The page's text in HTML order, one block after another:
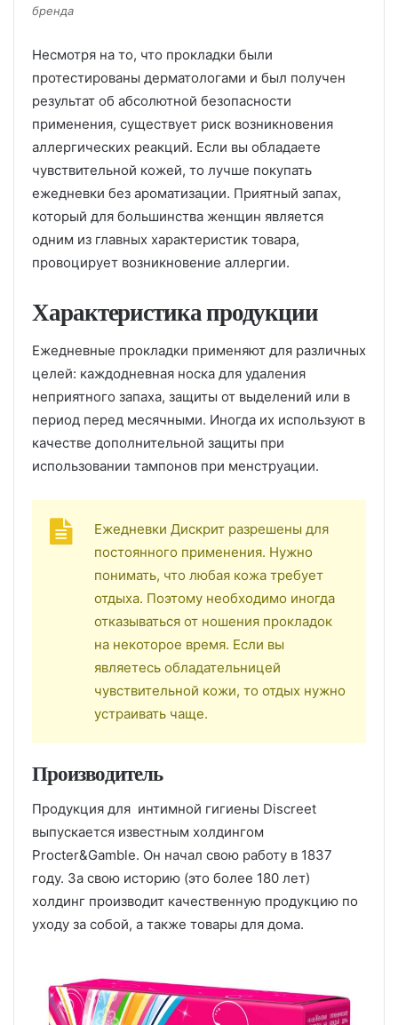
бренда
Несмотря на то, что прокладки были
протестированы дерматологами и был получен
результат об абсолютной безопасности
применения, существует риск возникновения
аллергических реакций. Если вы обладаете
чувствительной кожей, то лучше покупать
ежедневки без ароматизации. Приятный запах,
который для большинства женщин является
одним из главных характеристик товара,
провоцирует возникновение аллергии.
Характеристика продукции
Ежедневные прокладки применяют для различных
целей: каждодневная носка для удаления
неприятного запаха, защиты от выделений или в
период перед месячными. Иногда их используют в
качестве дополнительной защиты при
использовании тампонов при менструации.
Ежедневки Дискрит разрешены для
постоянного применения. Нужно
понимать, что любая кожа требует
отдыха. Поэтому необходимо иногда
отказываться от ношения прокладок
на некоторое время. Если вы
являетесь обладательницей
чувствительной кожи, то отдых нужно
устраивать чаще.
Производитель
Продукция для интимной гигиены Discreet
выпускается известным холдингом
Procter&Gamble. Он начал свою работу в 1837
году. За свою историю (это более 180 лет)
холдинг производит качественную продукцию по
уходу за собой, а также товары для дома.